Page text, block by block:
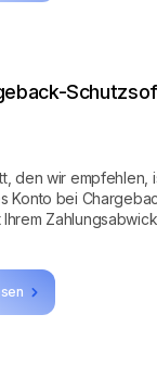
den wir empfehlen,
Konto bei